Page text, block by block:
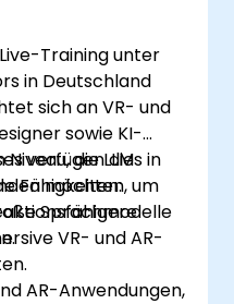
Training unter
in Deutschland
sich an VR- und
sowie KI-
die LLMs in
möchten, um
verfügen die
Fähigkeiten:
Sprachmodelle
VR- und AR-
AR-Anwendungen,